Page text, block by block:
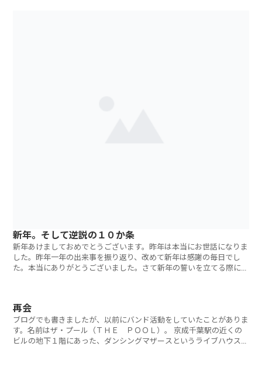
新年。そして逆説の１０か条
新年あけましておめでとうございます。昨年は本当にお世話になりま
した。昨年一年の出来事を振り返り、改めて新年は感謝の毎日でし
た。本当にありがとうございました。さて新年の誓いを立てる際に思
再会
ブログでも書きましたが、以前にバンド活動をしていたことがありま
す。名前はザ・プール（ＴＨＥ ＰＯＯＬ）。 京成千葉駅の近くの
ビルの地下１階にあった、ダンシングマザースというライブハウスを